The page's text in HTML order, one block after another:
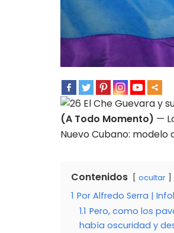
(A Todo Momento) —
Nuevo Cubano: modelo
Contenidos ocultar
1 Por Alfredo Serra |
1.1 Pero, como los
había oscuridad y